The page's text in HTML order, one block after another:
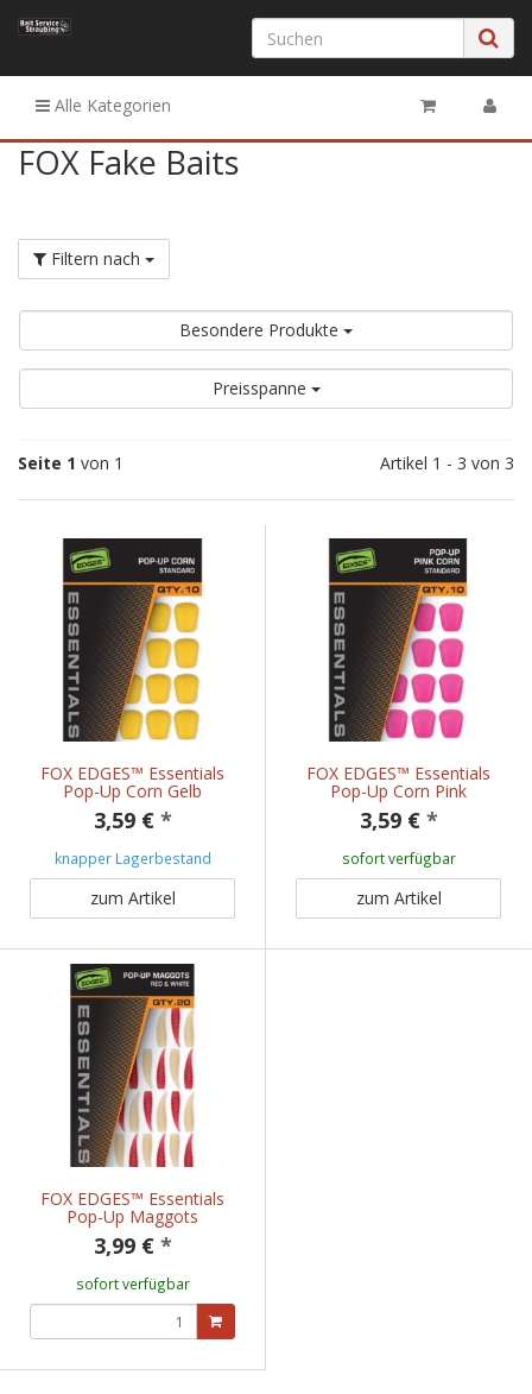
Alle Kategorien
FOX Fake Baits
Filtern nach
Besondere Produkte
Preisspanne
Seite 1 von 1 Artikel 1 - 3 von 3
FOX EDGES™ Essentials
Pop-Up Corn Gelb
3,59 € *
knapper Lagerbestand
zum Artikel
FOX EDGES™ Essentials
Pop-Up Corn Pink
3,59 € *
sofort verfügbar
zum Artikel
FOX EDGES™ Essentials
Pop-Up Maggots
3,99 € *
sofort verfügbar